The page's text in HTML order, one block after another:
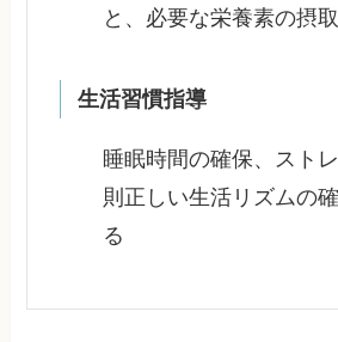
と、必要な栄養素の摂
生活習慣指導
睡眠時間の確保、スト
則正しい生活リズムの
る